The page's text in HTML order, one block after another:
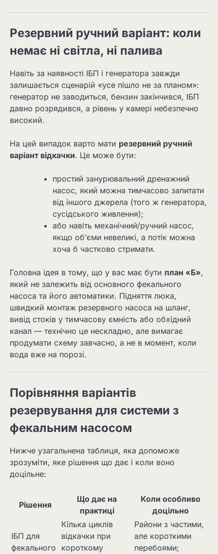
Резервний ручний варіант: коли
немає ні світла, ні палива
Навіть за наявності ІБП і генератора завжди
залишається сценарій «усе пішло не за планом»:
генератор не заводиться, бензин закінчився, ІБП
давно розрядився, а рівень у камері небезпечно
високий.
На цей випадок варто мати резервний ручний
варіант відкачки. Це може бути:
простий занурювальний дренажний
насос, який можна тимчасово запитати
від іншого джерела (того ж генератора,
сусідського живлення);
або навіть механічний/ручний насос,
якщо об’єми невеликі, а потік можна
хоча б частково стримати.
Головна ідея в тому, що у вас має бути план «Б»,
який не залежить від основного фекального
насоса та його автоматики. Підняття люка,
швидкий монтаж резервного насоса на шланг,
вивід стоків у тимчасову ємність або обхідний
канал — технічно це нескладно, але вимагає
продумати схему завчасно, а не в момент, коли
вода вже на порозі.
Порівняння варіантів
резервування для системи з
фекальним насосом
Нижче узагальнена таблиця, яка допоможе
зрозуміти, яке рішення що дає і коли воно
доцільне:
Рішення
Що дає на
практиці
Коли особливо
доцільно
ІБП для
фекального
Кілька циклів
відкачки при
короткому
Райони з частими,
але короткими
перебоями;